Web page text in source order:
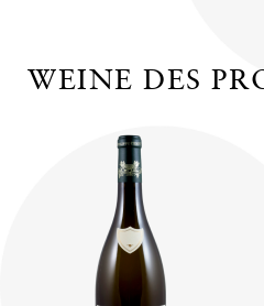
WEINE DES